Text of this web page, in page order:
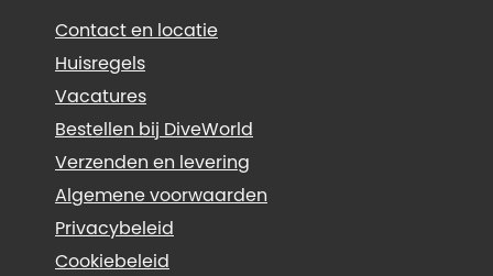
Contact en locatie
Huisregels
Vacatures
Bestellen bij DiveWorld
Verzenden en levering
Algemene voorwaarden
Privacybeleid
Cookiebeleid